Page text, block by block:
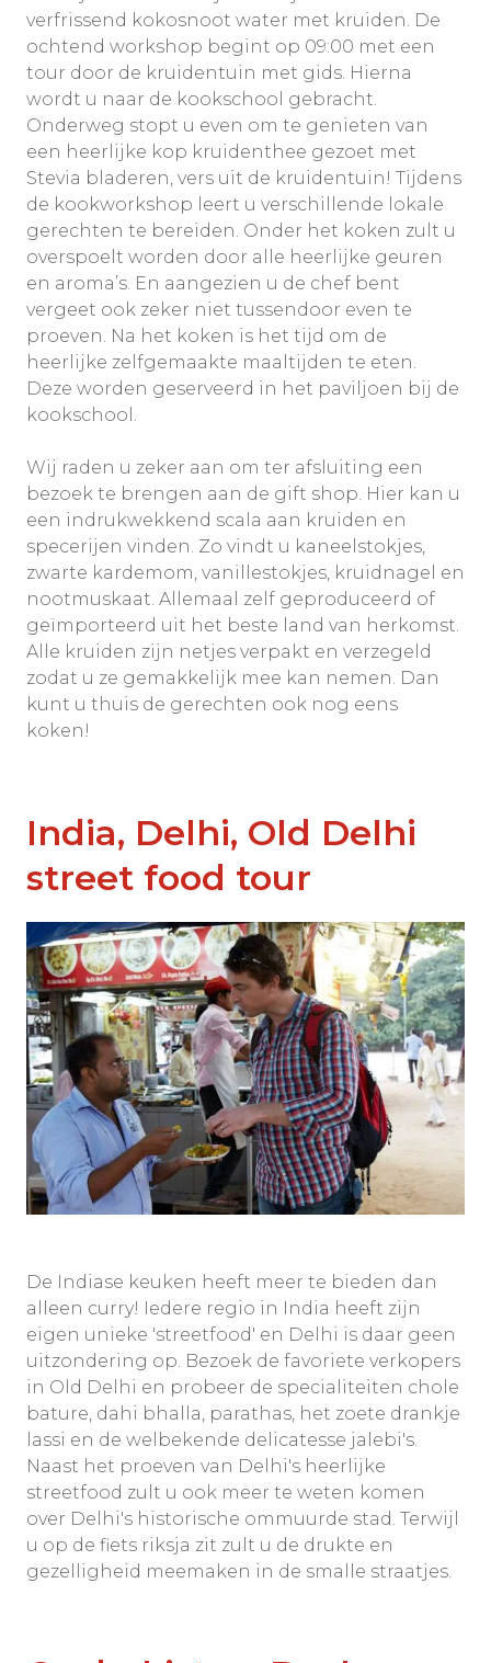
verfrissend kokosnoot water met kruiden. De
ochtend workshop begint op 09:00 met een
tour door de kruidentuin met gids. Hierna
wordt u naar de kookschool gebracht.
Onderweg stopt u even om te genieten van
een heerlijke kop kruidenthee gezoet met
Stevia bladeren, vers uit de kruidentuin! Tijdens
de kookworkshop leert u verschillende lokale
gerechten te bereiden. Onder het koken zult u
overspoelt worden door alle heerlijke geuren
en aroma’s. En aangezien u de chef bent
vergeet ook zeker niet tussendoor even te
proeven. Na het koken is het tijd om de
heerlijke zelfgemaakte maaltijden te eten.
Deze worden geserveerd in het paviljoen bij de
kookschool.
Wij raden u zeker aan om ter afsluiting een
bezoek te brengen aan de gift shop. Hier kan u
een indrukwekkend scala aan kruiden en
specerijen vinden. Zo vindt u kaneelstokjes,
zwarte kardemom, vanillestokjes, kruidnagel en
nootmuskaat. Allemaal zelf geproduceerd of
geïmporteerd uit het beste land van herkomst.
Alle kruiden zijn netjes verpakt en verzegeld
zodat u ze gemakkelijk mee kan nemen. Dan
kunt u thuis de gerechten ook nog eens
koken!
India, Delhi, Old Delhi
street food tour
De Indiase keuken heeft meer te bieden dan
alleen curry! Iedere regio in India heeft zijn
eigen unieke 'streetfood' en Delhi is daar geen
uitzondering op. Bezoek de favoriete verkopers
in Old Delhi en probeer de specialiteiten chole
bature, dahi bhalla, parathas, het zoete drankje
lassi en de welbekende delicatesse jalebi's.
Naast het proeven van Delhi's heerlijke
streetfood zult u ook meer te weten komen
over Delhi's historische ommuurde stad. Terwijl
u op de fiets riksja zit zult u de drukte en
gezelligheid meemaken in de smalle straatjes.